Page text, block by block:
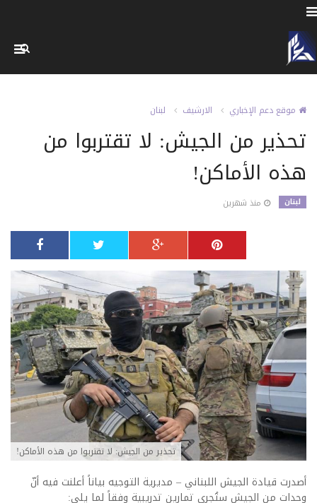
موقع دعم الإخباري الارشيف لبنان
تحذير من الجيش: لا تقتربوا من
هذه الأماكن!
لبنان منذ شهرين
تحذير من الجيش: لا تقتربوا من هذه الأماكن!
أصدرت قيادة الجيش اللبناني – مديرية التوجيه بياناً أعلنت فيه أنّ
وحدات من الجيش ستُجري تمارين تدريبية وفقاً لما يلي: